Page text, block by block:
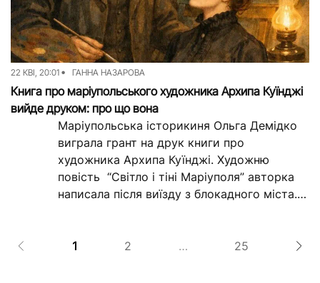
22 КВІ, 20:01 ГАННА НАЗАРОВА
Книга про маріупольського художника Архипа Куїнджі
вийде друком: про що вона
Маріупольська історикиня Ольга Демідко
виграла грант на друк книги про
художника Архипа Куїнджі. Художню
повість “Світло і тіні Маріуполя” авторка
написала після виїзду з блокадного міста.
1 2 … 25